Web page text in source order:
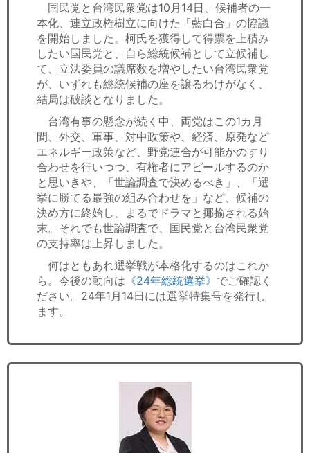
国民党と台湾民衆党は10月14日、候補者の一
本化、連立政権樹立に向けた「藍白合」の協議
を開始しました。柯氏を獲得して得票を上積み
したい国民党と、自ら総統候補として立候補し
て、立法委員の議席数を増やしたい台湾民衆党
が、いずれも総統候補の座を譲るわけがなく、
結局は破談となりました。
台湾有事の懸念が続く中、両党はこの1カ月
間、外交、軍事、対中政策や、経済、原発など
エネルギー政策など、野党連合が可能かのすり
合わせを行いつつ、有権者にアピールするのか
と思いきや、「世論調査で決めるべき」、「選
挙に勝てる最強の組み合わせを」など、候補の
決め方に終始し、まるでドラマと揶揄される始
末。それでも世論調査で、国民党と台湾民衆党
の支持率は上昇しました。
何はともあれ選挙戦が本格化するのはこれか
ら。今後の動向は 《24年総統選挙》 でご確認く
ださい。24年1月14日には選挙特集号を発行し
ます。